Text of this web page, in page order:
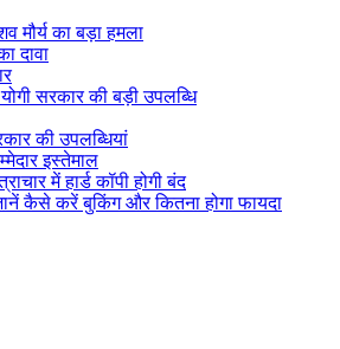
मौर्य का बड़ा हमला
दावा
सरकार की बड़ी उपलब्धि
की उपलब्धियां
इस्तेमाल
में हार्ड कॉपी होगी बंद
कैसे करें बुकिंग और कितना होगा फायदा